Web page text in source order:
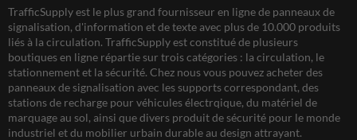
TrafficSupply est le plus grand fournisseur en ligne de panneaux de
signalisation, d'information et de texte avec plus de 10.000 produits
liés à la circulation. TrafficSupply est constitué de plusieurs
boutiques en ligne répartie sur trois catégories : la circulation, le
stationnement et la sécurité. Chez nous vous pouvez acheter des
panneaux de signalisation avec les supports correspondant, des
stations de recharge pour véhicules électrqique, du matériel de
marquage au sol, ainsi que divers produit de sécurité pour le monde
industriel et du mobilier urbain durable au design attrayant.